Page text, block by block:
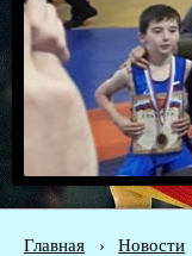
Главная › Новости